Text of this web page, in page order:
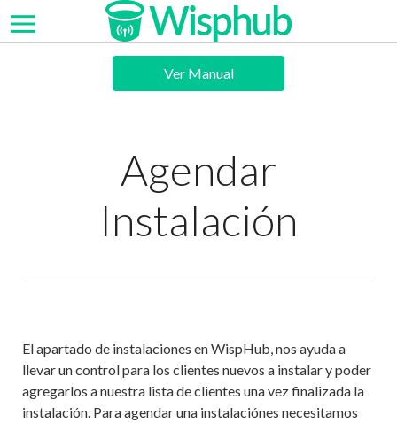
Ver Manual
Agendar
Instalación
El apartado de instalaciones en WispHub, nos ayuda a
llevar un control para los clientes nuevos a instalar y poder
agregarlos a nuestra lista de clientes una vez finalizada la
instalación. Para agendar una instalaciónes necesitamos